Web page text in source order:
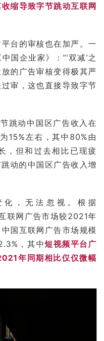
缩导致字节跳动互联网
台的审核也在加严。一
国企业家》：“‘双减’之
的广告审核变得极其严
审，这也直接导致字节
跳动中国区广告收入在
15%左右，其中80%由
，但和过去相比已现疲
动的中国区广告收入增
化，无法忽视。根据
联网广告市场较2021年
国互联网广告市场规模
，其中短视频平台广
年同期相比仅仅微幅